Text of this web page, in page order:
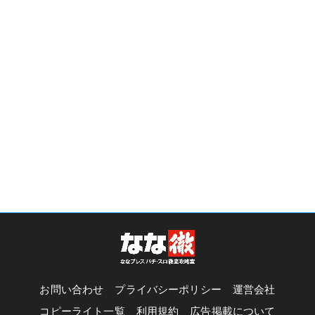
お問い合わせ プライバシーポリシー
運営会社
コピーライト一覧
利用規約 広告掲載について